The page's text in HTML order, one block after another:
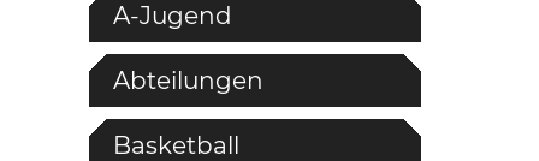
A-Jugend
Abteilungen
Basketball